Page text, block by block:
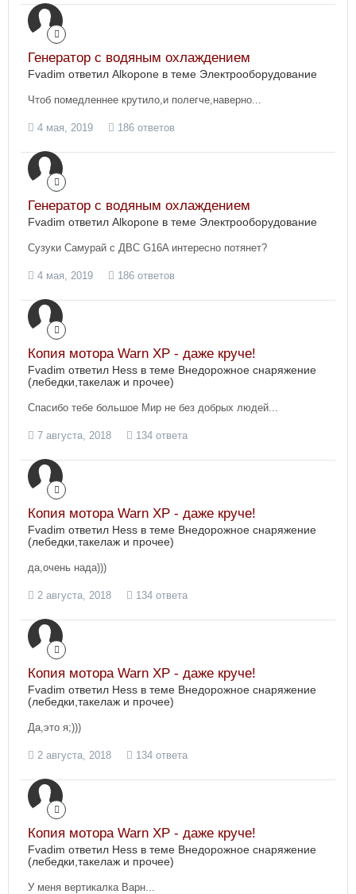
Генератор с водяным охлаждением
Fvadim ответил Alkopone в теме Электрооборудование
Чтоб помедленнее крутило,и полегче,наверно...
4 мая, 2019 186 ответов
Генератор с водяным охлаждением
Fvadim ответил Alkopone в теме Электрооборудование
Сузуки Самурай с ДВС G16A интересно потянет?
4 мая, 2019 186 ответов
Копия мотора Warn XP - даже круче!
Fvadim ответил Hess в теме Внедорожное снаряжение
(лебедки,такелаж и прочее)
Cпасибо тебе большое Мир не без добрых людей...
7 августа, 2018 134 ответа
Копия мотора Warn XP - даже круче!
Fvadim ответил Hess в теме Внедорожное снаряжение
(лебедки,такелаж и прочее)
да,очень нада)))
2 августа, 2018 134 ответа
Копия мотора Warn XP - даже круче!
Fvadim ответил Hess в теме Внедорожное снаряжение
(лебедки,такелаж и прочее)
Да,это я;)))
2 августа, 2018 134 ответа
Копия мотора Warn XP - даже круче!
Fvadim ответил Hess в теме Внедорожное снаряжение
(лебедки,такелаж и прочее)
У меня вертикалка Варн...